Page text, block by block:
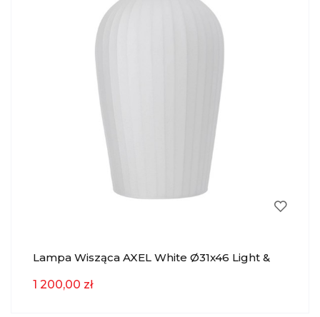
Lampa Wisząca AXEL White Ø31x46 Light &
1 200,00 zł